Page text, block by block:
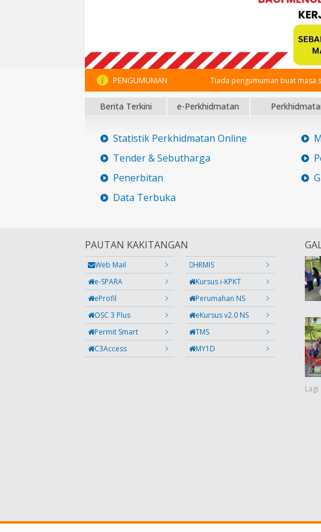
PENGUMUMAN Tiada pengumuman buat masa
Berita Terkini e-Perkhidmatan
Statistik Perkhidmatan Online
Tender & Sebutharga
Penerbitan
Data Terbuka
PAUTAN KAKITANGAN
Web Mail
HRMIS
e-SPARA
Kursus i-KPKT
eProfil
Perumahan NS
OSC 3 Plus
eKursus v2.0 NS
Permit Smart
TMS
C3Access
MY1D